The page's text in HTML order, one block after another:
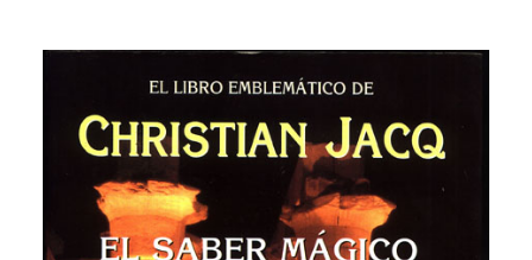
QUIENES SOMOS
CATEGORÍAS